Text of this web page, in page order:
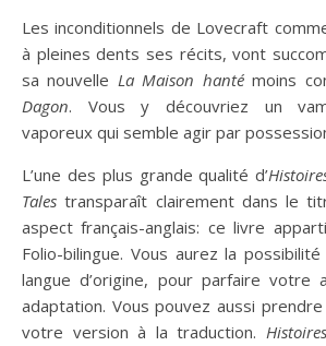
Les inconditionnels de Lovecraft
à pleines dents ses récits, vont
sa nouvelle La Maison hantémoins
Dagon. Vous y découvriez un
vaporeux qui semble agir par
L’une des plus grande qualité d’
Talestransparaît clairement dans le
aspect français-anglais: ce livre
Folio-bilingue. Vous aurez la
langue d’origine, pour parfaire votre
adaptation. Vous pouvez aussi
votre version à la traduction.